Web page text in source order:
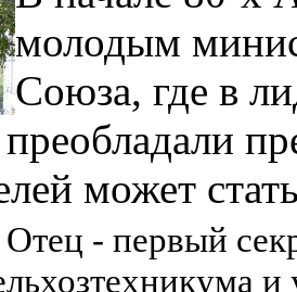
молодым
Союза, где в
может
Отец - первый